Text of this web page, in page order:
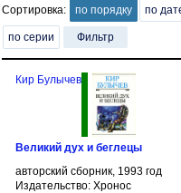
Сортировка: по порядку по
по серии Фильтр
Кир Булычев
Великий дух и беглецы
авторский сборник, 1993 год
Издательство: Хронос